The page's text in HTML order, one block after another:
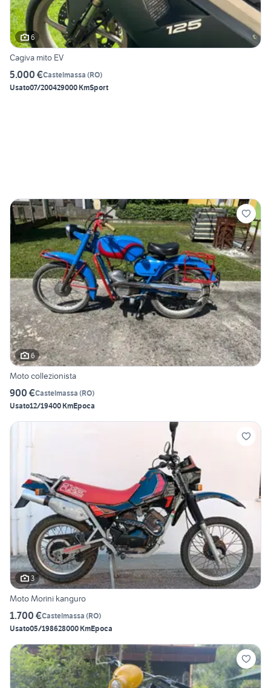
6
Cagiva mito EV
5.000 €Castelmassa (RO)
Usato07/200429000 KmSport
6
Moto collezionista
900 €Castelmassa (RO)
Usato12/19400 KmEpoca
3
Moto Morini kanguro
1.700 €Castelmassa (RO)
Usato05/198628000 KmEpoca